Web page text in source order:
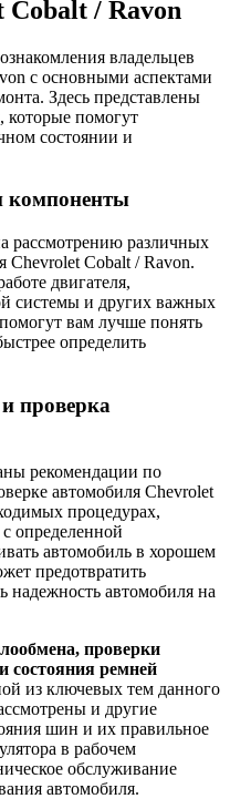
Cobalt / Ravon
владельцев
с основными аспектами
Здесь представлены
которые помогут
состоянии и
компоненты
рассмотрению различных
Chevrolet Cobalt / Ravon.
двигателя,
системы и других важных
вам лучше понять
определить
проверка
рекомендации по
автомобиля Chevrolet
процедурах,
определенной
автомобиль в хорошем
предотвратить
автомобиля на
проверки
состояния ремней
из ключевых тем данного
и другие
шин и их правильное
в рабочем
обслуживание
автомобиля.